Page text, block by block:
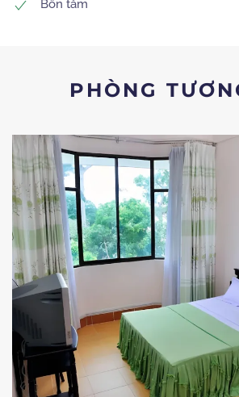
Bồn tắm
PHÒNG